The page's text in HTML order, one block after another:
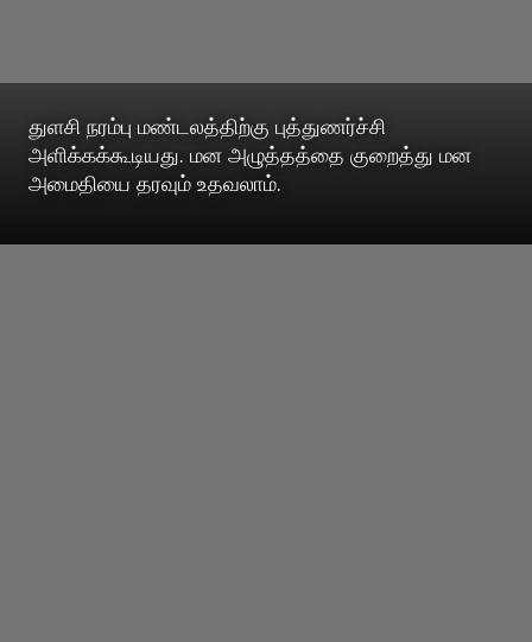
துளசி நரம்பு மண்டலத்திற்கு புத்துணர்ச்சி
அளிக்கக்கூடியது. மன அழுத்தத்தை குறைத்து மன
அமைதியை தரவும் உதவலாம்.